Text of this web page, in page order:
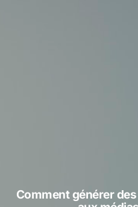
Comment générer